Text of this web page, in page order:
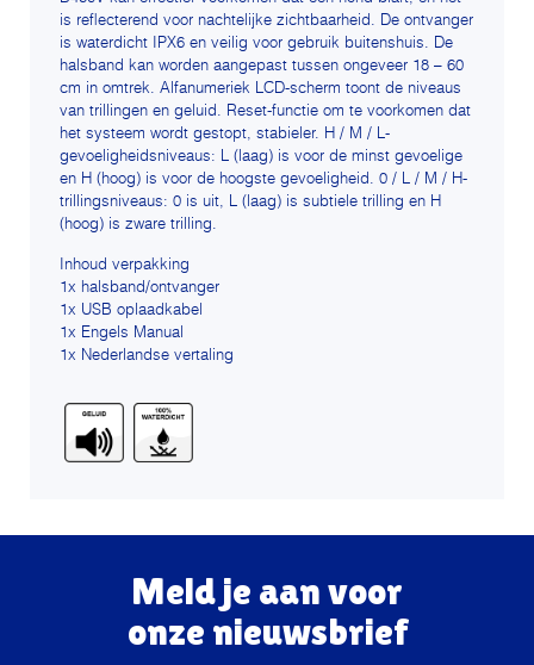
is reflecterend voor nachtelijke zichtbaarheid. De ontvanger
is waterdicht IPX6 en veilig voor gebruik buitenshuis. De
halsband kan worden aangepast tussen ongeveer 18 – 60
cm in omtrek. Alfanumeriek LCD-scherm toont de niveaus
van trillingen en geluid. Reset-functie om te voorkomen dat
het systeem wordt gestopt, stabieler. H / M / L-
gevoeligheidsniveaus: L (laag) is voor de minst gevoelige
en H (hoog) is voor de hoogste gevoeligheid. 0 / L / M / H-
trillingsniveaus: 0 is uit, L (laag) is subtiele trilling en H
(hoog) is zware trilling.
Inhoud verpakking
1x halsband/ontvanger
1x USB oplaadkabel
1x Engels Manual
1x Nederlandse vertaling
Meld je aan voor
onze nieuwsbrief